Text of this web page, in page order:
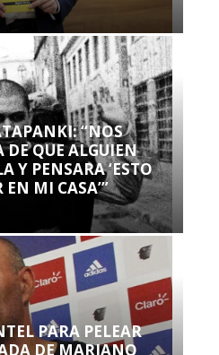
“NOS
DE QUE ALGUIEN
Y PENSARA ‘ESTO
MI CASA’”
PARA PELEAR
DE MARIANO